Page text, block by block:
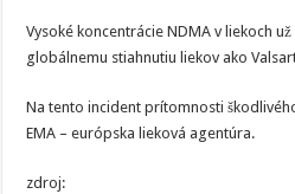
Vysoké koncentrácie NDMA v liekoch
globálnemu stiahnutiu liekov ako
Na tento incident prítomnosti
EMA – európska lieková agentúra.
zdroj: